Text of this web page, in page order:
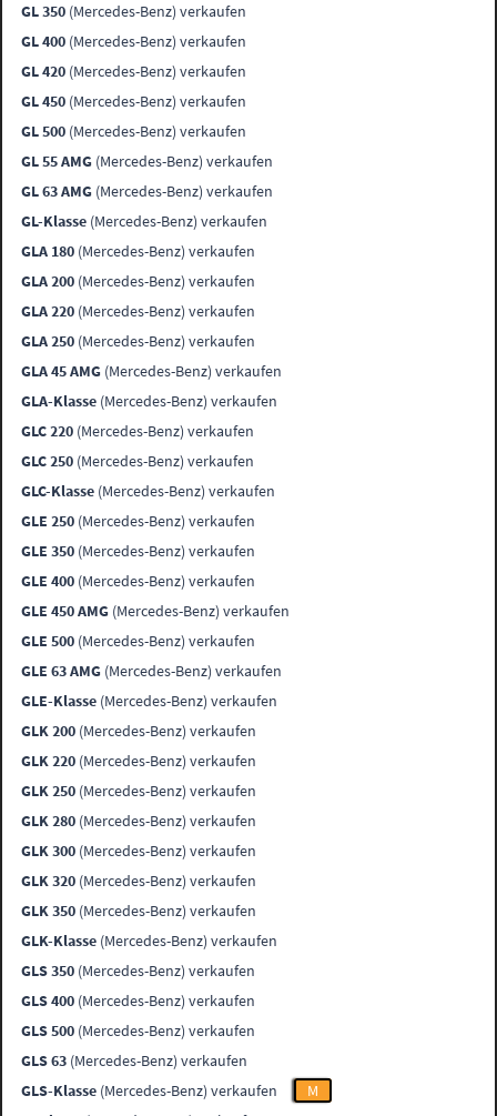
GL 350 (Mercedes-Benz) verkaufen
GL 400 (Mercedes-Benz) verkaufen
GL 420 (Mercedes-Benz) verkaufen
GL 450 (Mercedes-Benz) verkaufen
GL 500 (Mercedes-Benz) verkaufen
GL 55 AMG (Mercedes-Benz) verkaufen
GL 63 AMG (Mercedes-Benz) verkaufen
GL-Klasse (Mercedes-Benz) verkaufen
GLA 180 (Mercedes-Benz) verkaufen
GLA 200 (Mercedes-Benz) verkaufen
GLA 220 (Mercedes-Benz) verkaufen
GLA 250 (Mercedes-Benz) verkaufen
GLA 45 AMG (Mercedes-Benz) verkaufen
GLA-Klasse (Mercedes-Benz) verkaufen
GLC 220 (Mercedes-Benz) verkaufen
GLC 250 (Mercedes-Benz) verkaufen
GLC-Klasse (Mercedes-Benz) verkaufen
GLE 250 (Mercedes-Benz) verkaufen
GLE 350 (Mercedes-Benz) verkaufen
GLE 400 (Mercedes-Benz) verkaufen
GLE 450 AMG (Mercedes-Benz) verkaufen
GLE 500 (Mercedes-Benz) verkaufen
GLE 63 AMG (Mercedes-Benz) verkaufen
GLE-Klasse (Mercedes-Benz) verkaufen
GLK 200 (Mercedes-Benz) verkaufen
GLK 220 (Mercedes-Benz) verkaufen
GLK 250 (Mercedes-Benz) verkaufen
GLK 280 (Mercedes-Benz) verkaufen
GLK 300 (Mercedes-Benz) verkaufen
GLK 320 (Mercedes-Benz) verkaufen
GLK 350 (Mercedes-Benz) verkaufen
GLK-Klasse (Mercedes-Benz) verkaufen
GLS 350 (Mercedes-Benz) verkaufen
GLS 400 (Mercedes-Benz) verkaufen
GLS 500 (Mercedes-Benz) verkaufen
GLS 63 (Mercedes-Benz) verkaufen
GLS-Klasse (Mercedes-Benz) verkaufen
M